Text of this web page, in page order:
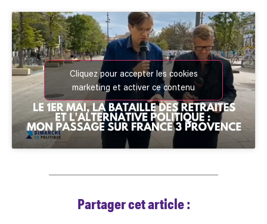
Cliquez pour accepter les cookies
marketing et activer ce contenu
Partager cet article :